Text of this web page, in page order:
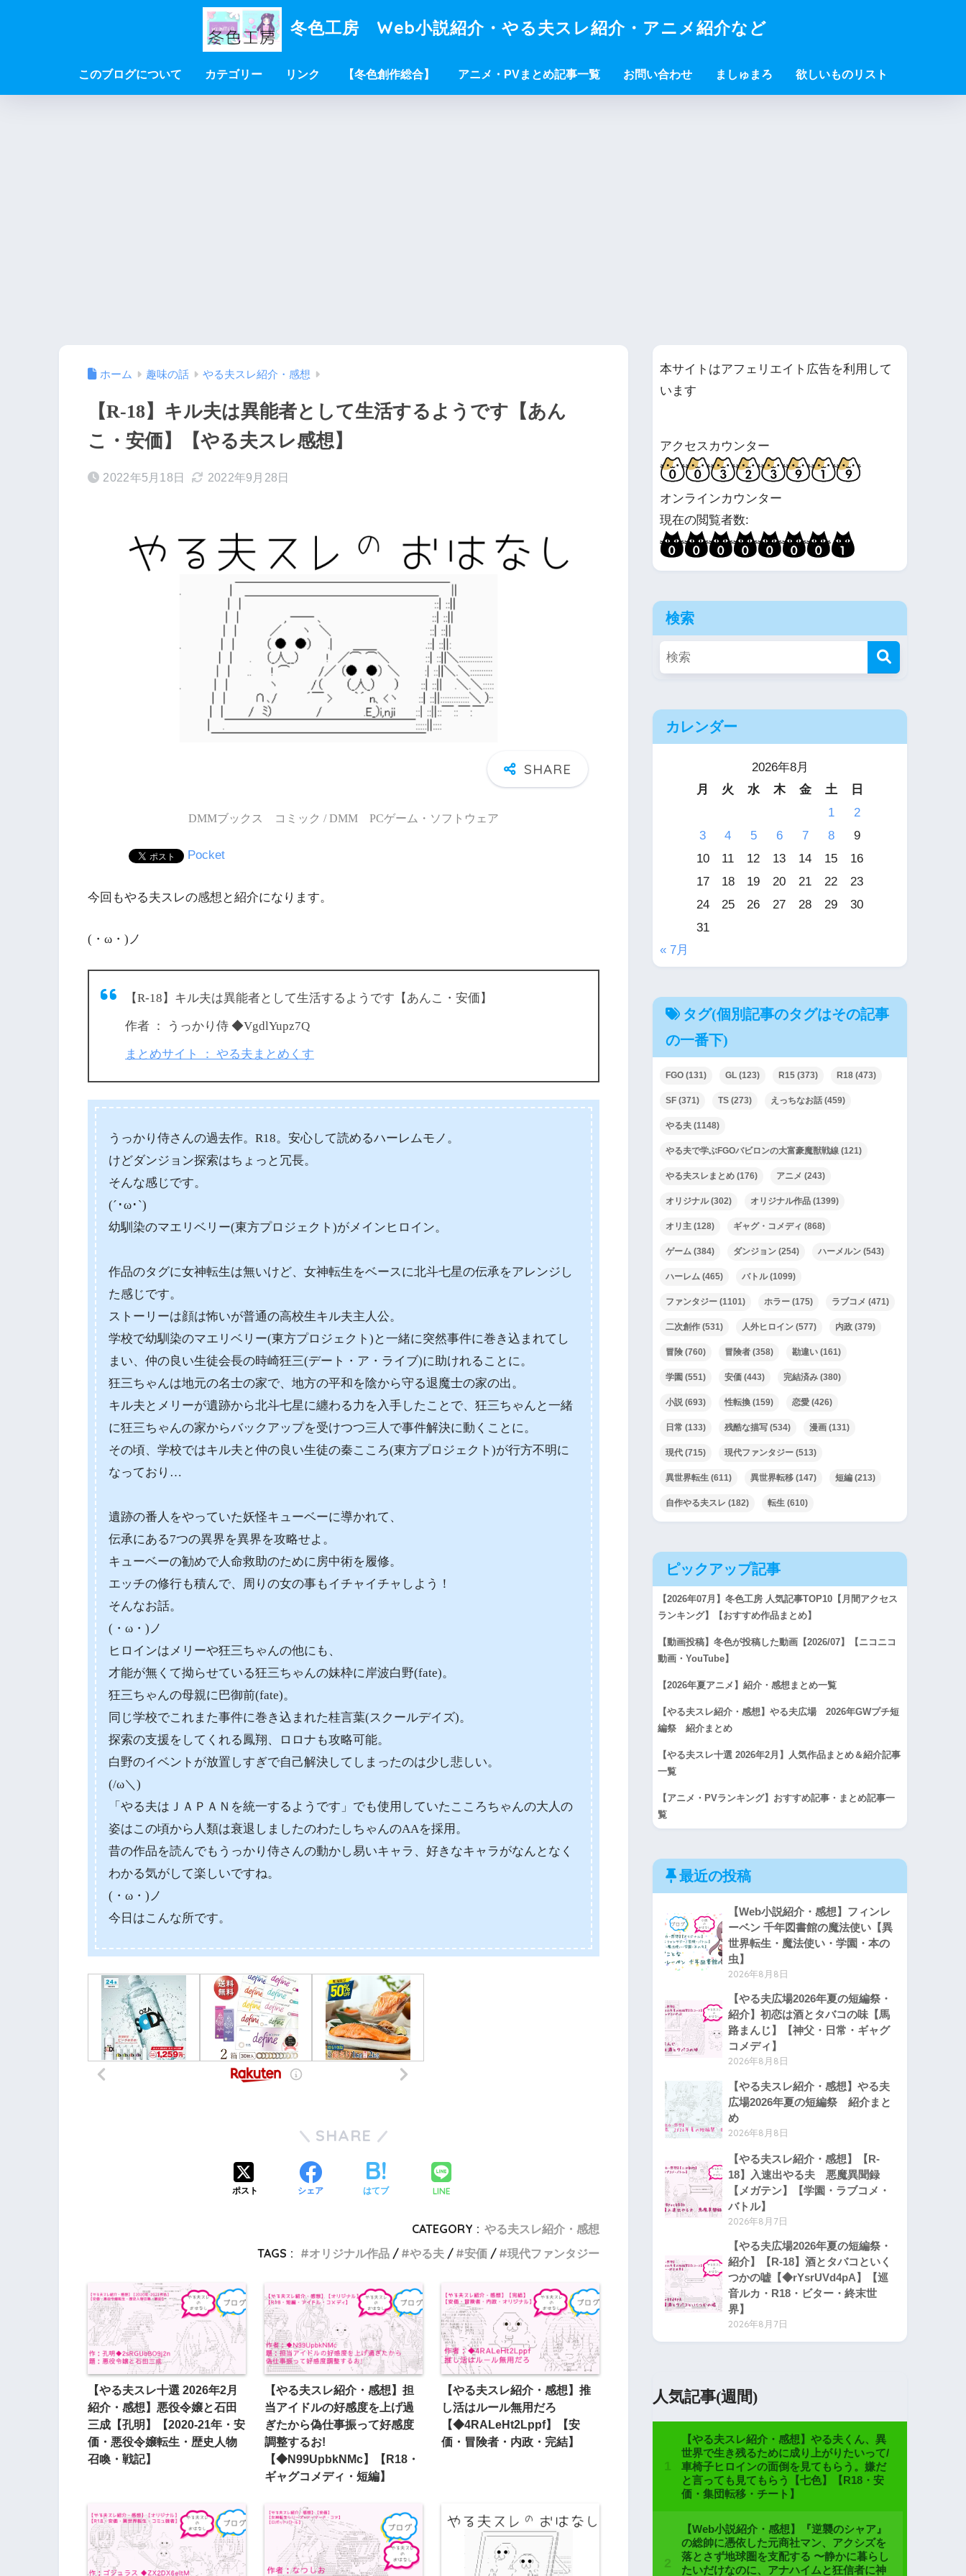
冬色工房 Web小説紹介・やる夫スレ紹介・アニメ紹介など
このブログについて カテゴリー リンク 【冬色創作総合】 アニメ・PVまとめ記事一覧 お問い合わせ ましゅまろ 欲しいものリスト
ホーム 趣味の話 やる夫スレ紹介・感想
【R-18】キル夫は異能者として生活するようです【あん
こ・安価】【やる夫スレ感想】
2022年5月18日 2022年9月28日
DMMブックス コミック / DMM PCゲーム・ソフトウェア
Pocket
今回もやる夫スレの感想と紹介になります。
(・ω・)ノ
【R-18】キル夫は異能者として生活するようです【あんこ・安価】
作者 ： うっかり侍 ◆VgdlYupz7Q
まとめサイト ： やる夫まとめくす
うっかり侍さんの過去作。R18。安心して読めるハーレムモノ。
けどダンジョン探索はちょっと冗長。
そんな感じです。
(´･ω･`)
幼馴染のマエリベリー(東方プロジェクト)がメインヒロイン。
作品のタグに女神転生は無いけど、女神転生をベースに北斗七星の伝承をアレンジし
た感じです。
ストーリーは顔は怖いが普通の高校生キル夫主人公。
学校で幼馴染のマエリベリー(東方プロジェクト)と一緒に突然事件に巻き込まれてし
まい、仲の良い生徒会長の時崎狂三(デート・ア・ライブ)に助けれることに。
狂三ちゃんは地元の名士の家で、地方の平和を陰から守る退魔士の家の出。
キル夫とメリーが遺跡から北斗七星に纏わる力を入手したことで、狂三ちゃんと一緒
に狂三ちゃんの家からバックアップを受けつつ三人で事件解決に動くことに。
その頃、学校ではキル夫と仲の良い生徒の秦こころ(東方プロジェクト)が行方不明に
なっており…
遺跡の番人をやっていた妖怪キューベーに導かれて、
伝承にある7つの異界を異界を攻略せよ。
キューベーの勧めで人命救助のために房中術を履修。
エッチの修行も積んで、周りの女の事もイチャイチャしよう！
そんなお話。
(・ω・)ノ
ヒロインはメリーや狂三ちゃんの他にも、
才能が無くて拗らせている狂三ちゃんの妹枠に岸波白野(fate)。
狂三ちゃんの母親に巴御前(fate)。
同じ学校でこれまた事件に巻き込まれた桂言葉(スクールデイズ)。
探索の支援をしてくれる鳳翔、ロロナも攻略可能。
白野のイベントが放置しすぎで自己解決してしまったのは少し悲しい。
(/ω＼)
「やる夫はＪＡＰＡＮを統一するようです」でも使用していたこころちゃんの大人の
姿はこの頃から人類は衰退しましたのわたしちゃんのAAを採用。
昔の作品を読んでもうっかり侍さんの動かし易いキャラ、好きなキャラがなんとなく
わかる気がして楽しいですね。
(・ω・)ノ
今日はこんな所です。
SHARE
ポスト シェア はてブ LINE
CATEGORY : やる夫スレ紹介・感想
TAGS :
オリジナル作品 やる夫 安価 現代ファンタジー
【やる夫スレ十選 2026年2月
紹介・感想】悪役令嬢と石田
三成【孔明】【2020-21年・安
価・悪役令嬢転生・歴史人物
召喚・戦記】
【やる夫スレ紹介・感想】担
当アイドルの好感度を上げ過
ぎたから偽仕事振って好感度
調整するお!
【◆N99UpbkNMc】【R18・
ギャグコメディ・短編】
【やる夫スレ紹介・感想】推
し活はルール無用だろ
【◆4RALeHt2Lppf】【安
価・冒険者・内政・完結】
本サイトはアフェリエイト広告を利用して
います
アクセスカウンター
オンラインカウンター
現在の閲覧者数:
検索
カレンダー
2026年8月
月
火 水 木 金 土
日
1
2
3
4 5 6 7 8
9
10
11 12 13 14 15
16
17
18 19 20 21 22
23
24
25 26 27 28 29
30
31
« 7月
タグ(個別記事のタグはその記事
の一番下)
FGO (131) GL (123) R15 (373) R18 (473)
SF (371) TS (273) えっちなお話 (459)
やる夫 (1148)
やる夫で学ぶFGOバビロンの大富豪魔獣戦線 (121)
やる夫スレまとめ (176) アニメ (243)
オリジナル(302) オリジナル作品 (1399)
オリ主 (128) ギャグ・コメディ (868)
ゲーム (384) ダンジョン (254) ハーメルン (543)
ハーレム (465) バトル(1099)
ファンタジー (1101) ホラー (175) ラブコメ (471)
二次創作 (531) 人外ヒロイン (577) 内政 (379)
冒険 (760) 冒険者 (358) 勘違い (161)
学園 (551) 安価 (443) 完結済み (380)
小説(693) 性転換 (159) 恋愛 (426)
日常 (133) 残酷な描写 (534) 漫画 (131)
現代 (715) 現代ファンタジー (513)
異世界転生 (611) 異世界転移 (147) 短編 (213)
自作やる夫スレ (182) 転生 (610)
ピックアップ記事
【2026年07月】冬色工房 人気記事TOP10【月間アクセス
ランキング】【おすすめ作品まとめ】
【動画投稿】冬色が投稿した動画【2026/07】【ニコニコ
動画・YouTube】
【2026年夏アニメ】紹介・感想まとめ一覧
【やる夫スレ紹介・感想】やる夫広場 2026年GWプチ短
編祭 紹介まとめ
【やる夫スレ十選 2026年2月】人気作品まとめ＆紹介記事
一覧
【アニメ・PVランキング】おすすめ記事・まとめ記事一
覧
最近の投稿
【Web小説紹介・感想】フィンレ
ーベン 千年図書館の魔法使い【異
世界転生・魔法使い・学園・本の
虫】
2026年8月8日
【やる夫広場2026年夏の短編祭・
紹介】初恋は酒とタバコの味【馬
路まんじ】【神父・日常・ギャグ
コメディ】
2026年8月8日
【やる夫スレ紹介・感想】やる夫
広場2026年夏の短編祭 紹介まと
め
2026年8月8日
【やる夫スレ紹介・感想】【R-
18】入速出やる夫 悪魔異聞録
【メガテン】【学園・ラブコメ・
バトル】
2026年8月7日
【やる夫広場2026年夏の短編祭・
紹介】【R-18】酒とタバコといく
つかの嘘【◆rYsrUVd4pA】【巡
音ルカ・R18・ビター・終末世
界】
2026年8月7日
人気記事(週間)